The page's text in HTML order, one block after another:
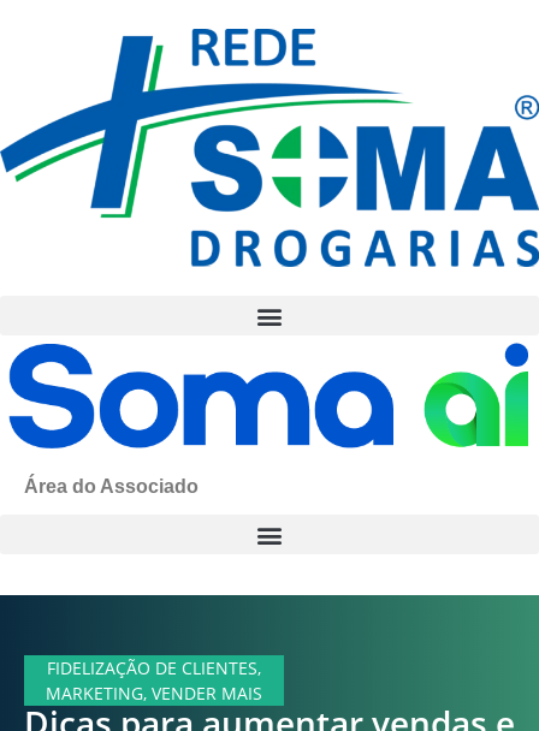
Área do Associado
FIDELIZAÇÃO DE CLIENTES,
MARKETING,VENDER MAIS